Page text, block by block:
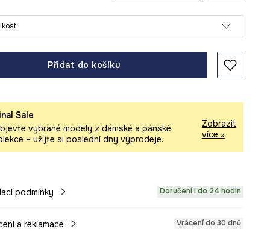
Přidat do košíku
Sale
vybrané modely z dámské a pánské
– užijte si poslední dny výprodeje.
Zobrazit
více »
podmínky Doručení i do 24 hodin
a reklamace Vrácení do 30 dnů